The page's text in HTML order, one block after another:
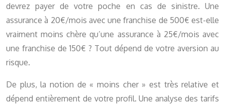
devrez payer de votre poche en cas de sinistre. Une
assurance à 20€/mois avec une franchise de 500€ est-elle
vraiment moins chère qu’une assurance à 25€/mois avec
une franchise de 150€ ? Tout dépend de votre aversion au
risque.
De plus, la notion de « moins cher » est très relative et
dépend entièrement de votre profil. Une analyse des tarifs